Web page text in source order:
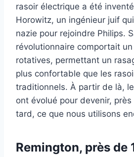
rasoir électrique a été
Horowitz, un ingénieur juif
nazie pour rejoindre Philips.
révolutionnaire comportait
rotatives, permettant un
plus confortable que les
traditionnels. À partir de là,
ont évolué pour devenir,
tard, ce que nous utilisons
Remington, près de